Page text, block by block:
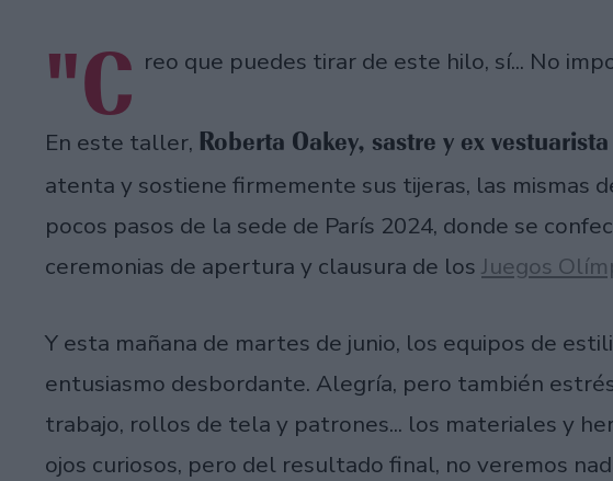
"C reo que puedes tirar de este hilo, sí... No
En este taller, Roberta Oakey, sastre y ex vestuarista
atenta y sostiene firmemente sus tijeras, las mismas
pocos pasos de la sede de París 2024, donde se
ceremonias de apertura y clausura de los Juegos
Y esta mañana de martes de junio, los equipos de
entusiasmo desbordante. Alegría, pero también
trabajo, rollos de tela y patrones... los materiales y
ojos curiosos, pero del resultado final, no veremos